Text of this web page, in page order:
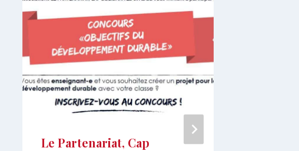
Le Partenariat, Cap